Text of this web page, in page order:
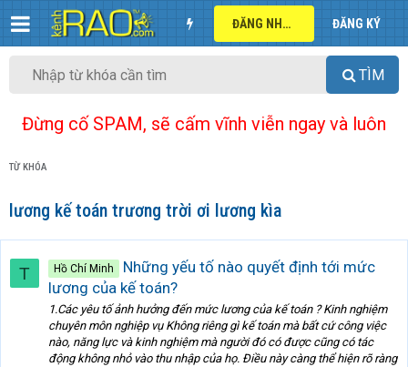
ĐĂNG NHẬP ĐĂNG KÝ
TÌM
Đừng cố SPAM, sẽ cấm vĩnh viễn ngay và luôn
TỪ KHÓA
lương kế toán trương trời ơi lương kìa
T Hồ Chí Minh
Những yếu tố nào quyết định tới mức
lương của kế toán?
1.Các yêu tố ảnh hưởng đến mức lương của kế toán ? Kinh nghiệm
chuyên môn nghiệp vụ Không riêng gì kế toán mà bất cứ công việc
nào, năng lực và kinh nghiệm mà người đó có được cũng có tác
động không nhỏ vào thu nhập của họ. Điều này càng thể hiện rõ ràng